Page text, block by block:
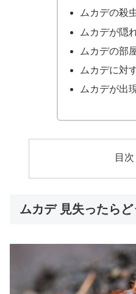
ムカデの殺
ムカデが隠
ムカデの部
ムカデに対
ムカデが出
目次
ムカデ 見失ったらど